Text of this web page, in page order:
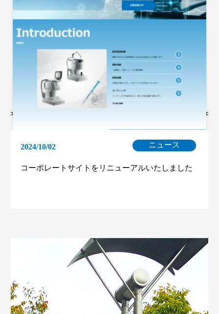
2024/10/02 ニュース
コーポレートサイトをリニューアルいたしました